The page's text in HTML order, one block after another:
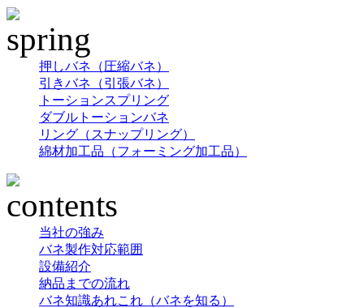
押しバネ（圧縮バネ）
引きバネ（引張バネ）
トーションスプリング
ダブルトーションバネ
リング（スナップリング）
綿材加工品（フォーミング加工品）
当社の強み
バネ製作対応範囲
設備紹介
納品までの流れ
バネ知識あれこれ（バネを知る）